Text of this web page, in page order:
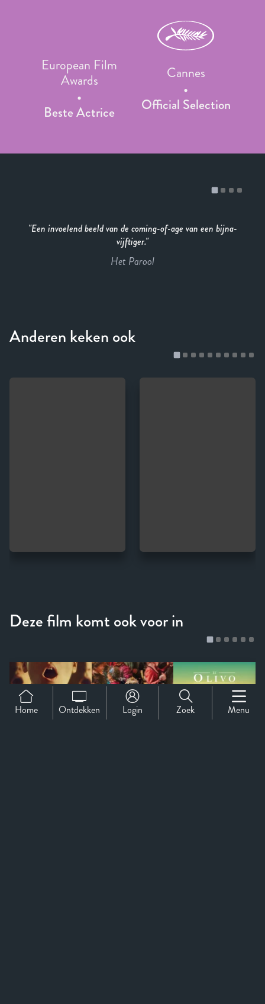
European Film
Awards
Beste Actrice
Cannes
Official Selection
Een invoelend beeld van de coming-of-age van een bijna-
vijftiger.
Het Parool
Home Ontdekken Login Zoek Menu